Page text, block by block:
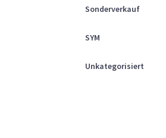
Sonderverkauf
SYM
Unkategorisiert